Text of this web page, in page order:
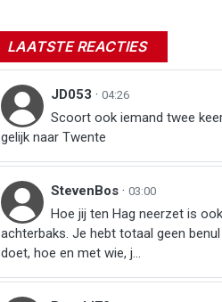
LAATSTE REACTIES
JD053 · 04:26
Scoort ook iemand twee
gelijk naar Twente
StevenBos · 03:00
Hoe jij ten Hag neerzet is ook
achterbaks. Je hebt totaal geen
doet, hoe en met wie, j...